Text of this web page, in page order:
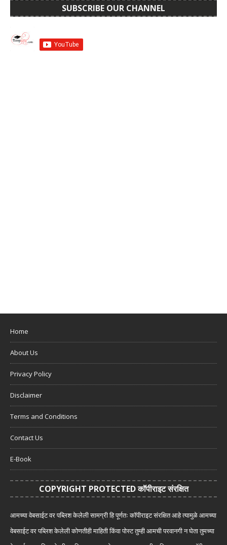
SUBSCRIBE OUR CHANNEL
Home
About Us
Privacy Policy
Disclaimer
Terms and Conditions
Contact Us
E-Book
COPYRIGHT PROTECTED कॉपीराइट संरक्षित
आमच्या वेबसाईट वर पब्लिश केलेली सामग्री हि पूर्णतः कॉपीराइट संरक्षित आहे त्यामुळे आमच्या
वेबसाईट वर पब्लिश केलेली कोणतीही माहिती किंवा पोस्ट तुम्ही आमची परवानगी न घेता तुमच्या